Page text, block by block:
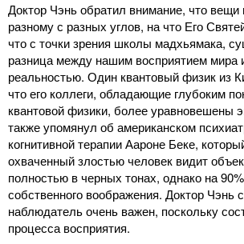
Доктор Чэнь обратил внимание, что вещи
разному с разных углов, на что Его
что с точки зрения школы мадхьямака,
разница между нашим восприятием мира
реальностью. Один квантовый физик из
что его коллеги, обладающие глубоким
квантовой физики, более уравновешены
также упомянул об американском
когнитивной терапии Аароне Беке,
охваченный злостью человек видит
полностью в черных тонах, однако на
собственного воображения. Доктор Чэнь
наблюдатель очень важен, поскольку
процесса восприятия.